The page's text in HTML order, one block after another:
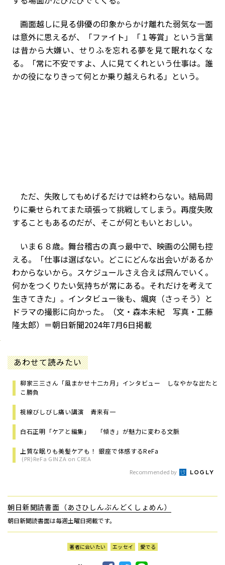
画面越しに見る俳優の印象からかけ離れた弱気な一面
は意外に思えるが、「ファイト」「１等賞」という言葉
は昔から大嫌い、せりふを忘れる夢を見て眠れなくな
る。「常に不安ですよ、人に見てくれという仕事は。誰
かの役になりきって何とか乗り越えられる」という。
ただ、失敗してもめげるだけでは終わらない。結局周
りに乗せられてまた頑張って挑戦してしまう。再度失敗
することもあるのだが、そこが何ともいとおしい。
いま６８歳。舞台稽古の真っ最中で、映画の公開も控
える。「仕事は選ばない。どこにどんな出会いがあるか
わからないから。スケジュールさえ合えば飛んでいく。
何かをつくりたい気持ちが常にある。それだけを考えて
生きてきた」。インタビュー後も、颯爽（さっそう）と
ドラマの撮影に向かった。（文・森本未紀 写真・工藤
隆太郎）＝朝日新聞2024年7月6日掲載
あわせて読みたい
柳家三三さん「風まかせ十二カ月」インタビュー しなやかな出たと
こ勝負
視線びしびし痛い講演 青来有一
白石正明「ケアと編集」 「傾き」が魅力に変わる文脈
上質な眠りも美髪ケアも！ 銀座で体感するReFa
(PR)ReFa GINZA on CREA
Recommended by
朝日新聞読書面（あさひしんぶんどくしょめん）
朝日新聞読書面は毎週土曜日掲載です。
著者に会いたい エッセイ 愛でる